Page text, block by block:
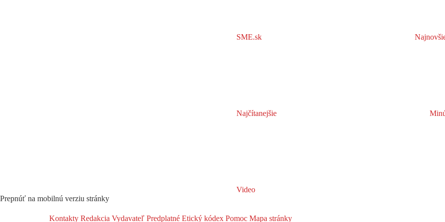
SME.sk
Najčítanejšie
Video
Prepnúť na mobilnú verziu stránky
Kontakty Redakcia Vydavateľ Predplatné Etický kódex Pomoc Mapa stránky